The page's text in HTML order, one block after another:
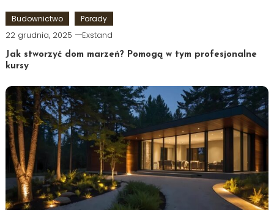
Budownictwo Porady
22 grudnia, 2025 Exstand
Jak stworzyć dom marzeń? Pomogą w tym profesjonalne
kursy